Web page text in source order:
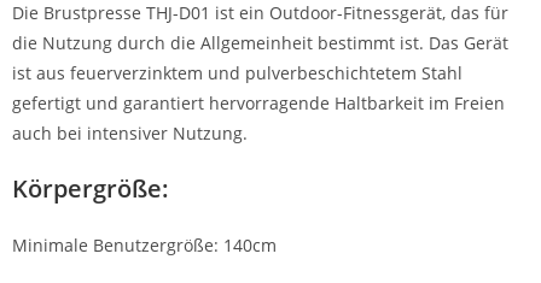
Die Brustpresse THJ-D01 ist ein Outdoor-Fitnessgerät, das für
die Nutzung durch die Allgemeinheit bestimmt ist. Das Gerät
ist aus feuerverzinktem und pulverbeschichtetem Stahl
gefertigt und garantiert hervorragende Haltbarkeit im Freien
auch bei intensiver Nutzung.
Körpergröße:
Minimale Benutzergröße: 140cm